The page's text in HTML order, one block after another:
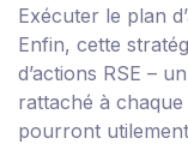
Exécuter le plan
Enfin, cette
d’actions RSE –
rattaché à
pourront